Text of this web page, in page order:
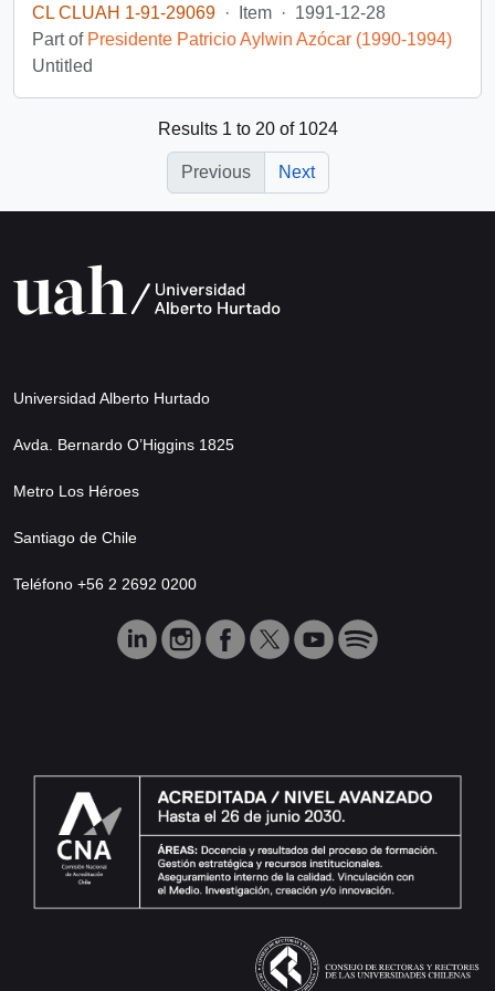
CL CLUAH 1-91-29069 · Item · 1991-12-28
Part of Presidente Patricio Aylwin Azócar (1990-1994)
Untitled
Results 1 to 20 of 1024
Previous Next
Universidad Alberto Hurtado
Avda. Bernardo O’Higgins 1825
Metro Los Héroes
Santiago de Chile
Teléfono +56 2 2692 0200